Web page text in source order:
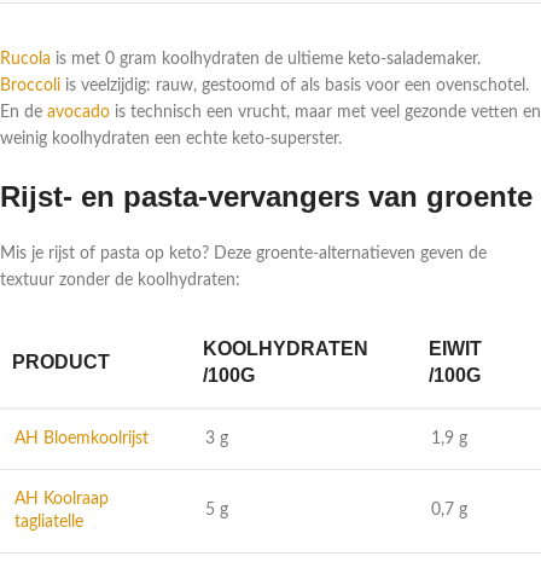
Rucola is met 0 gram koolhydraten de ultieme keto-salademaker.
Broccoli is veelzijdig: rauw, gestoomd of als basis voor een ovenschotel.
En de avocado is technisch een vrucht, maar met veel gezonde vetten en
weinig koolhydraten een echte keto-superster.
Rijst- en pasta-vervangers van groente
Mis je rijst of pasta op keto? Deze groente-alternatieven geven de
textuur zonder de koolhydraten:
PRODUCT
KOOLHYDRATEN
/100G
EIWIT
/100G
AH Bloemkoolrijst 3 g 1,9 g
AH Koolraap
tagliatelle
5 g 0,7 g